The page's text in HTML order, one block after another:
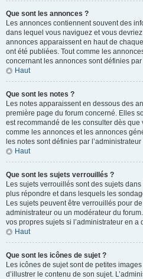
Que sont les annonces ?
Les annonces contiennent souvent des
dans lequel vous naviguez et vous
annonces apparaissent en haut de
ont été publiées. Tout comme les
concernant les annonces sont définies
Haut
Que sont les notes ?
Les notes apparaissent en dessous des
première page du forum concerné. Elles
est recommandé de les consulter dès
comme les annonces et les annonces
les notes sont définies par
Haut
Que sont les sujets verrouillés ?
Les sujets verrouillés sont des sujets
plus répondre et dans lesquels les
Les sujets peuvent être verrouillés pour
administrateur ou un modérateur du
vos propres sujets si l’administrateur en a
Haut
Que sont les icônes de sujet ?
Les icônes de sujet sont de petites
d’illustrer le contenu de son sujet.